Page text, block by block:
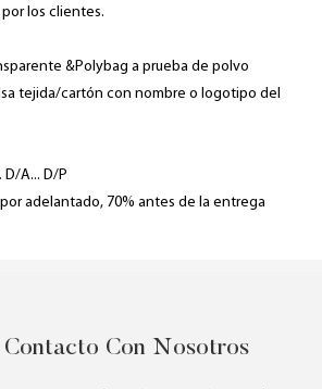
los clientes.
&Polybag a prueba de polvo
tejida/cartón con nombre o logotipo del
D/A... D/P
adelantado, 70% antes de la entrega
Contacto Con Nosotros